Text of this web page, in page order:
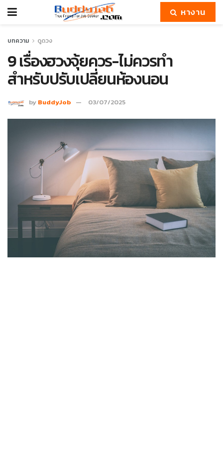
หางาน
บทความ ดูดวง
9 เรื่องฮวงจุ้ยควร-ไม่ควรทำ
สำหรับปรับเปลี่ยนห้องนอน
by BuddyJob 03/07/2025